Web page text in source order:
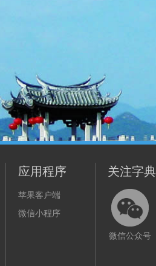
应用程序
苹果客户端
微信小程序
关注字典
微信公众号